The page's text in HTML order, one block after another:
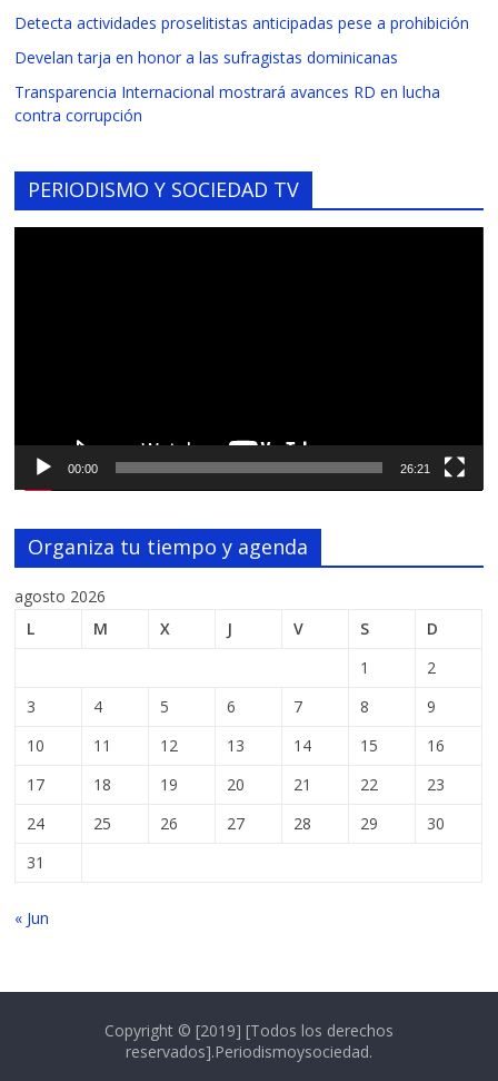
Detecta actividades proselitistas anticipadas pese a prohibición
Develan tarja en honor a las sufragistas dominicanas
Transparencia Internacional mostrará avances RD en lucha
contra corrupción
PERIODISMO Y SOCIEDAD TV
00:00 26:21
Organiza tu tiempo y agenda
agosto 2026
L
M X J V S
D
1
2
3
4 5 6 7 8
9
10
11 12 13 14 15
16
17
18 19 20 21 22
23
24
25 26 27 28 29
30
31
« Jun
Copyright © [2019] [Todos los derechos
reservados].Periodismoysociedad.